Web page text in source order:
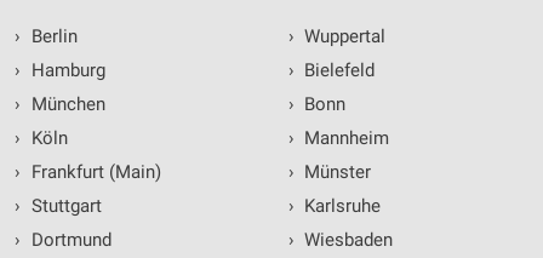
›
Berlin
›
Hamburg
›
München
›
Köln
›
Frankfurt (Main)
› Stuttgart
›
Dortmund
› Wuppertal
› Bielefeld
› Bonn
› Mannheim
› Münster
› Karlsruhe
› Wiesbaden